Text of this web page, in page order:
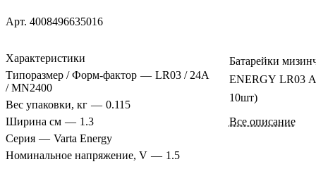
Арт. 4008496635016
Характеристики
Типоразмер / Форм-фактор — LR03 / 24A
/ MN2400
Вес упаковки, кг — 0.115
Ширина см — 1.3
Серия — Varta Energy
Номинальное напряжение, V — 1.5
Батарейки
ENERGY LR03
10шт)
Все описание